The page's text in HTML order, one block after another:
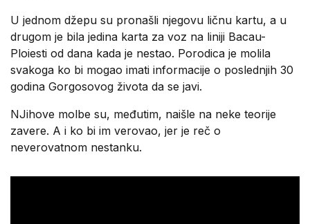
U jednom džepu su pronašli njegovu ličnu kartu, a u
drugom je bila jedina karta za voz na liniji Bacau-
Ploiesti od dana kada je nestao. Porodica je molila
svakoga ko bi mogao imati informacije o poslednjih 30
godina Gorgosovog života da se javi.
NJihove molbe su, međutim, naišle na neke teorije
zavere. A i ko bi im verovao, jer je reč o
neverovatnom nestanku.